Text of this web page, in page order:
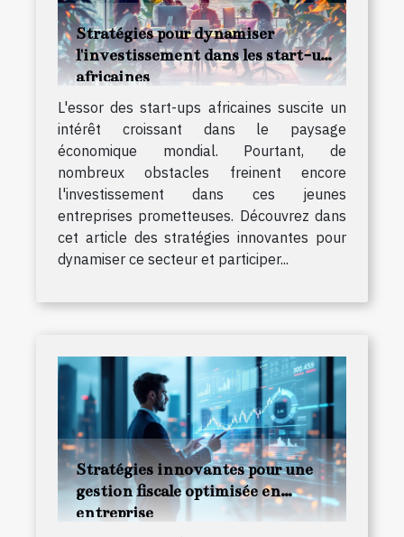
Stratégies pour dynamiser
l'investissement dans les start-ups
africaines
L'essor des start-ups africaines suscite un
intérêt croissant dans le paysage
économique mondial. Pourtant, de
nombreux obstacles freinent encore
l'investissement dans ces jeunes
entreprises prometteuses. Découvrez dans
cet article des stratégies innovantes pour
dynamiser ce secteur et participer...
Stratégies innovantes pour une
gestion fiscale optimisée en
entreprise